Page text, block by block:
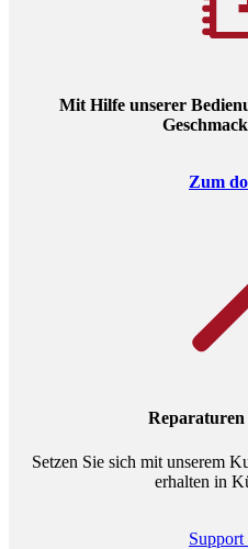
Mit Hilfe unserer
Zum
Setzen Sie sich mit unserem
erhalten in
Support